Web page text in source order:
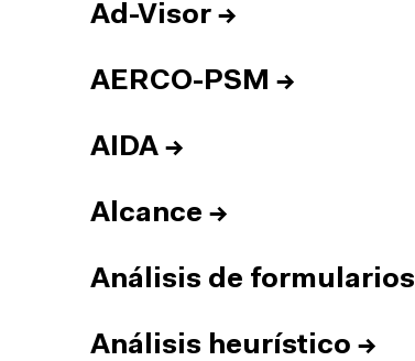
Ad-Visor →
AERCO-PSM →
AIDA →
Alcance →
Análisis de formularios
Análisis heurístico →